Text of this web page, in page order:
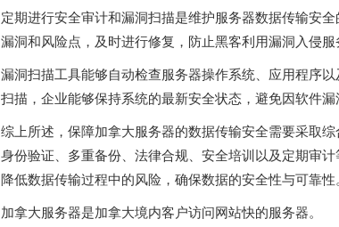
定期进行安全审计和漏洞扫描是维护服务器数据传输安
漏洞和风险点，及时进行修复，防止黑客利用漏洞入侵服
漏洞扫描工具能够自动检查服务器操作系统、应用程序
扫描，企业能够保持系统的最新安全状态，避免因软件漏
综上所述，保障加拿大服务器的数据传输安全需要采取
身份验证、多重备份、法律合规、安全培训以及定期审
降低数据传输过程中的风险，确保数据的安全性与可靠性。
加拿大服务器是加拿大境内客户访问网站快的服务器。